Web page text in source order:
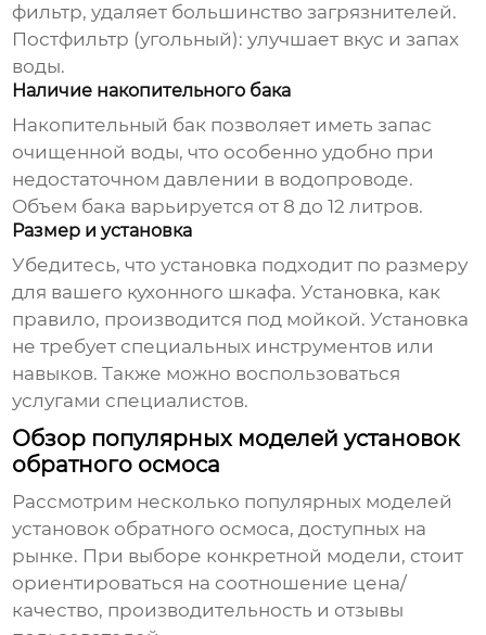
фильтр, удаляет большинство загрязнителей.
Постфильтр (угольный): улучшает вкус и запах
воды.
Наличие накопительного бака
Накопительный бак позволяет иметь запас
очищенной воды, что особенно удобно при
недостаточном давлении в водопроводе.
Объем бака варьируется от 8 до 12 литров.
Размер и установка
Убедитесь, что установка подходит по размеру
для вашего кухонного шкафа. Установка, как
правило, производится под мойкой. Установка
не требует специальных инструментов или
навыков. Также можно воспользоваться
услугами специалистов.
Обзор популярных моделей установок
обратного осмоса
Рассмотрим несколько популярных моделей
установок обратного осмоса, доступных на
рынке. При выборе конкретной модели, стоит
ориентироваться на соотношение цена/
качество, производительность и отзывы